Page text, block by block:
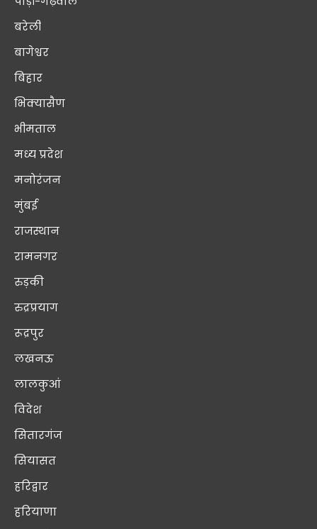
बरेली
बागेश्वर
बिहार
भिक्यासैण
भीमताल
मध्य प्रदेश
मनोरंजन
मुंबई
राजस्थान
रामनगर
रुड़की
रुद्रप्रयाग
रूद्रपुर
लखनऊ
लालकुआं
विदेश
सितारगंज
सियासत
हरिद्वार
हरियाणा